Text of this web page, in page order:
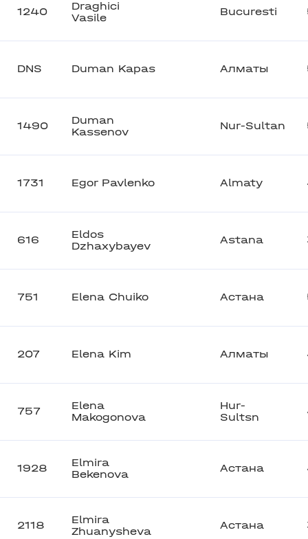
1240
Draghici
Vasile
Bucuresti
DNS Duman Kapas Алматы
1490
Duman
Kassenov
Nur-Sultan
1731 Egor Pavlenko Almaty
616
Eldos
Dzhaxybayev
Astana
751 Elena Chuiko Астана
207 Elena Kim Алматы
757
Elena
Makogonova
Hur-
Sultsn
1928
Elmira
Bekenova
Астана
2118
Elmira
Zhuanysheva
Астана